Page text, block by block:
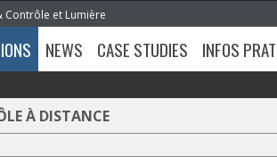
Contrôle et Lumière
NEWS CASE STUDIES INFOS
À DISTANCE